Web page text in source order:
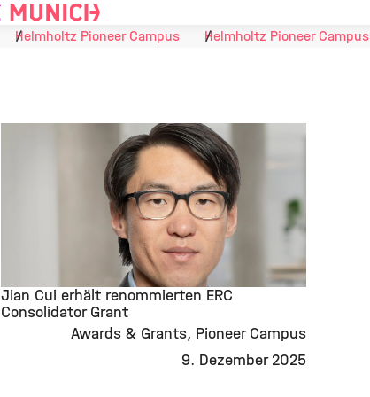
Helmholtz Pioneer Campus Helmholtz Pioneer Campus
Jian Cui erhält renommierten ERC
Consolidator Grant
Awards & Grants Pioneer Campus
9. Dezember 2025